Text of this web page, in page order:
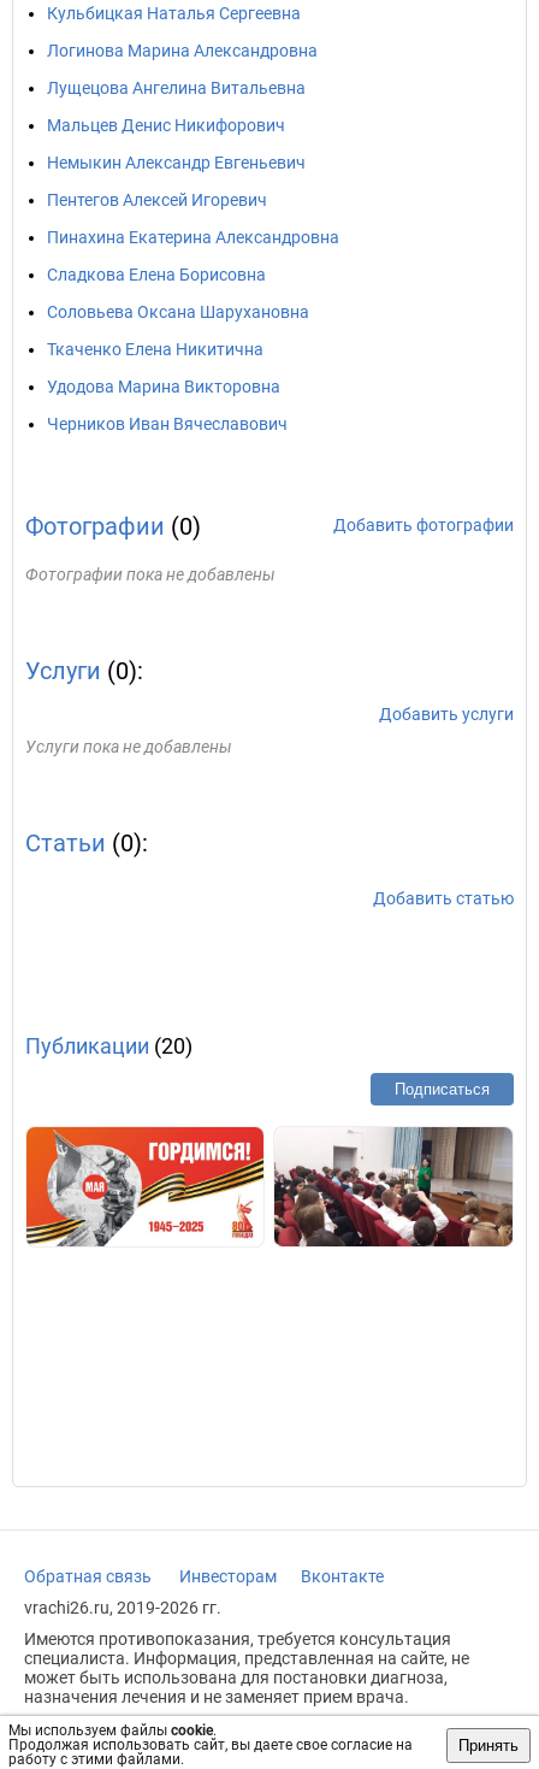
Мы используем файлы cookie.
Продолжая использовать сайт, вы даете свое согласие на
работу с этими файлами.
Принять
Кульбицкая Наталья Сергеевна
Логинова Марина Александровна
Лущецова Ангелина Витальевна
Мальцев Денис Никифорович
Немыкин Александр Евгеньевич
Пентегов Алексей Игоревич
Пинахина Екатерина Александровна
Сладкова Елена Борисовна
Соловьева Оксана Шарухановна
Ткаченко Елена Никитична
Удодова Марина Викторовна
Черников Иван Вячеславович
Фотографии (0) Добавить фотографии
Фотографии пока не добавлены
Услуги (0):
Добавить услуги
Услуги пока не добавлены
Статьи (0):
Добавить статью
Публикации (20)
Подписаться
Обратная связь Инвесторам
Вконтакте
vrachi26.ru, 2019-2026 гг.
Имеются противопоказания, требуется консультация
специалиста. Информация, представленная на сайте, не
может быть использована для постановки диагноза,
назначения лечения и не заменяет прием врача.
Возрастное ограничение: 18+